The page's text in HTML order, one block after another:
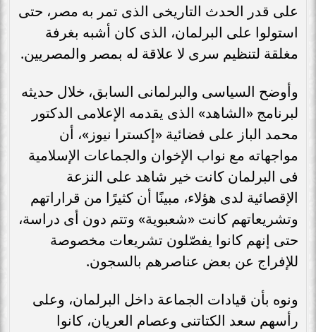
على قدر الحدث التاريخى الذى تمر به مصر، حتى
استولوا على البرلمان، الذى كان أشبه بغرفة
مغلقة لتنظيم سرى لا علاقة له بمصر والمصريين.
وأوضح السياسى والبرلمانى السابق، خلال حديثه
لبرنامج «الشاهد» الذى يقدمه الإعلامى الدكتور
محمد الباز على فضائية «إكسترا نيوز»، أن
مواجهاته مع نواب الإخوان والجماعات الإسلامية
فى البرلمان كانت خير شاهد على النزعة
الإقصائية لدى هؤلاء، مبينًا أن كثيرًا من قراراتهم
وتشريعاتهم كانت «شعبوية» وتتم دون أى دراسة،
حتى إنهم كانوا يفصّلون تشريعات مخصوصة
للإفراج عن بعض عناصرهم بالسجون.
ونوه بأن قيادات الجماعة داخل البرلمان، وعلى
رأسهم سعد الكتاتنى وعصام العريان، كانوا